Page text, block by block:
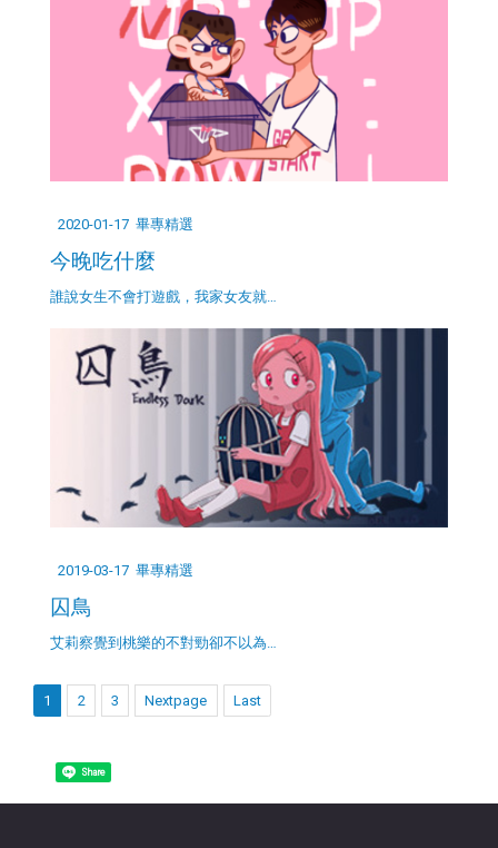
2020-01-17 畢專精選
今晚吃什麼
誰說女生不會打遊戲，我家女友就…
2019-03-17 畢專精選
囚鳥
艾莉察覺到桃樂的不對勁卻不以為…
1 2 3 Nextpage Last
Share